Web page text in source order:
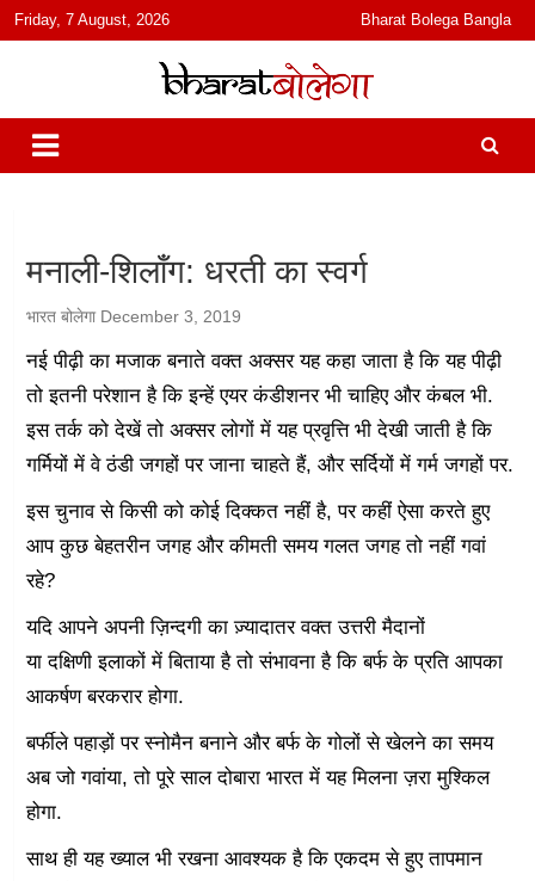
content
Friday, 7 August, 2026 Bharat Bolega Bangla
भारत बोलेगा
हिंदी में समाचार, विचार, ऑडियो, वीडियो और फ़ीचर. भारत बोलेगा हिंदी न्यूज़ वेबसाइट
India: News, Views, Info, Trends & Podcast I जानकारी भी समझदारी भी
और पॉडकास्ट
मनाली-शिलॉंग: धरती का स्वर्ग
भारत बोलेगा December 3, 2019
नई पीढ़ी का मजाक बनाते वक्त अक्सर यह कहा जाता है कि यह पीढ़ी
तो इतनी परेशान है कि इन्हें एयर कंडीशनर भी चाहिए और कंबल भी.
इस तर्क को देखें तो अक्सर लोगों में यह प्रवृत्ति भी देखी जाती है कि
गर्मियों में वे ठंडी जगहों पर जाना चाहते हैं, और सर्दियों में गर्म जगहों पर.
इस चुनाव से किसी को कोई दिक्कत नहीं है, पर कहीं ऐसा करते हुए
आप कुछ बेहतरीन जगह और कीमती समय गलत जगह तो नहीं गवां
रहे?
यदि आपने अपनी ज़िन्दगी का ज़्यादातर वक्त उत्तरी मैदानों
या दक्षिणी इलाकों में बिताया है तो संभावना है कि बर्फ के प्रति आपका
आकर्षण बरकरार होगा.
बर्फीले पहाड़ों पर स्नोमैन बनाने और बर्फ के गोलों से खेलने का समय
अब जो गवांया, तो पूरे साल दोबारा भारत में यह मिलना ज़रा मुश्किल
होगा.
साथ ही यह ख्याल भी रखना आवश्यक है कि एकदम से हुए तापमान